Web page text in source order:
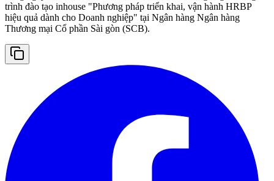
trình đào tạo inhouse "Phương pháp triển khai, vận hành HRBP
hiệu quả dành cho Doanh nghiệp" tại Ngân hàng Ngân hàng
Thương mại Cổ phần Sài gòn (SCB).